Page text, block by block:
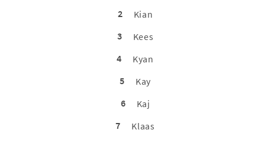
2
Kian
3
Kees
4
Kyan
5
Kay
6
Kaj
7
Klaas